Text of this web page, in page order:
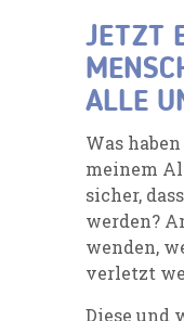
JETZT
ALLE
Was
meinem
sicher,
werden?
wenden,
verletzt
Diese und